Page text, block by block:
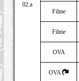
02.a
Filme
Filme
OVA
OVA